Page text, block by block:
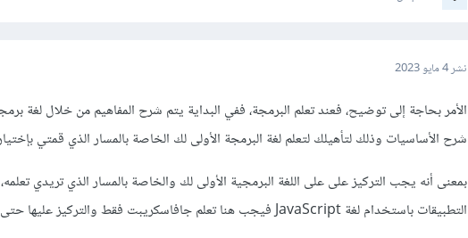
نشر4 مايو 2023
شرح الأساسيات وذلك لتأهيلك لتعلم لغة البرمجة الأولى لك الخاصة بالمسار الذي قمتي
بمعنى أنه يجب التركيز على على اللغة البرمجية الأولى لك والخاصة بالمسار الذي تريدي
التطبيقات باستخدام لغة JavaScript فيجب هنا تعلم جافاسكريبت فقط والتركيز عليها حتى إتقانها.